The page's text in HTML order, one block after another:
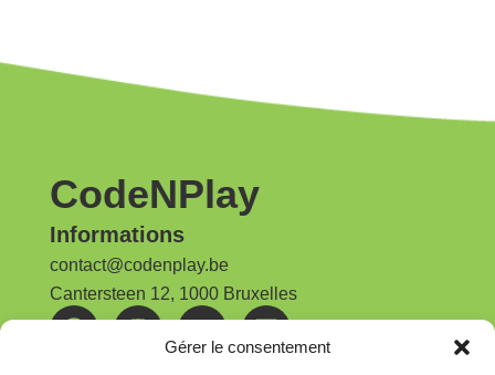
Gérer le consentement
CodeNPlay
Informations
contact@codenplay.be
Cantersteen 12, 1000 Bruxelles
Nos publications